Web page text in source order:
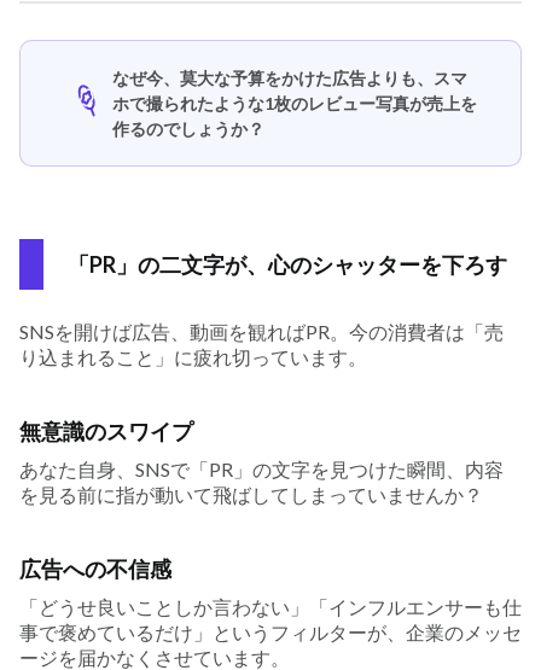
なぜ今、莫大な予算をかけた広告よりも、スマ
ホで撮られたような1枚のレビュー写真が売上を
作るのでしょうか？
「PR」の二文字が、心のシャッターを下ろす
SNSを開けば広告、動画を観ればPR。今の消費者は「売
り込まれること」に疲れ切っています。
無意識のスワイプ
あなた自身、SNSで「PR」の文字を見つけた瞬間、内容
を見る前に指が動いて飛ばしてしまっていませんか？
広告への不信感
「どうせ良いことしか言わない」「インフルエンサーも仕
事で褒めているだけ」というフィルターが、企業のメッセ
ージを届かなくさせています。